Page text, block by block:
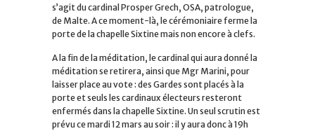
s’agit du cardinal Prosper Grech, OSA, patrologue,
de Malte. A ce moment-là, le cérémoniaire ferme la
porte de la chapelle Sixtine mais non encore à clefs.
A la fin de la méditation, le cardinal qui aura donné la
méditation se retirera, ainsi que Mgr Marini, pour
laisser place au vote : des Gardes sont placés à la
porte et seuls les cardinaux électeurs resteront
enfermés dans la chapelle Sixtine. Un seul scrutin est
prévu ce mardi 12 mars au soir : il y aura donc à 19h